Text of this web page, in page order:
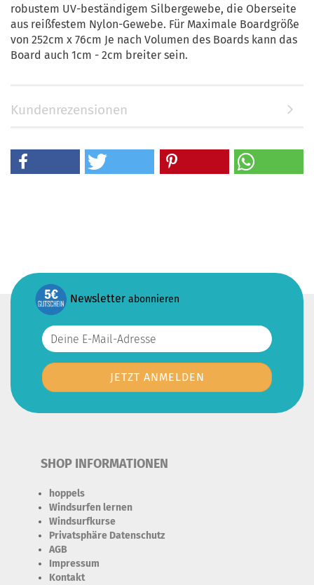
robustem UV-beständigem Silbergewebe, die Oberseite
aus reißfestem Nylon-Gewebe. Für Maximale Boardgröße
von 252cm x 76cm Je nach Volumen des Boards kann das
Board auch 1cm - 2cm breiter sein.
Kundenrezensionen
Newsletter abonnieren
SHOP INFORMATIONEN
hoppels
Windsurfen lernen
Windsurfkurse
Privatsphäre Datenschutz
AGB
Impressum
Kontakt